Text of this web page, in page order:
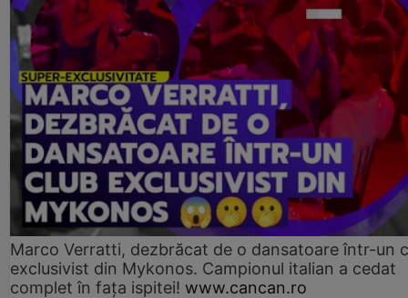
Marco Verratti, dezbrăcat de o dansatoare într-un
exclusivist din Mykonos. Campionul italian a cedat
complet în fața ispitei! www.cancan.ro